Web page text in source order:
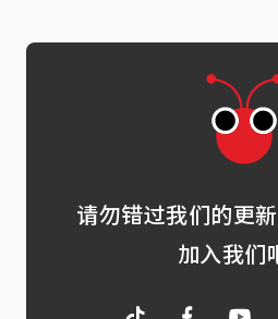
请勿错过我们的更新
加入我们